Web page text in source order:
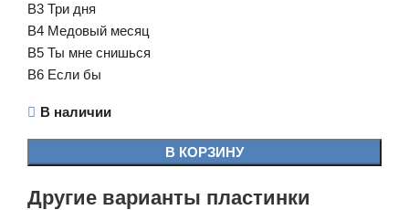
B3 Три дня
B4 Медовый месяц
B5 Ты мне снишься
B6 Если бы
В наличии
В КОРЗИНУ
Другие варианты пластинки